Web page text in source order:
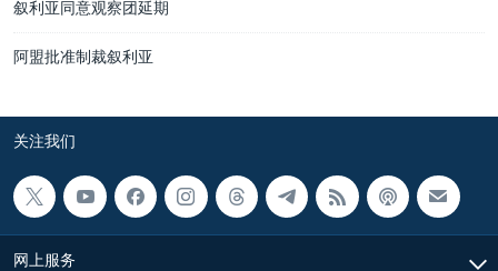
叙利亚同意观察团延期
阿盟批准制裁叙利亚
关注我们
网上服务